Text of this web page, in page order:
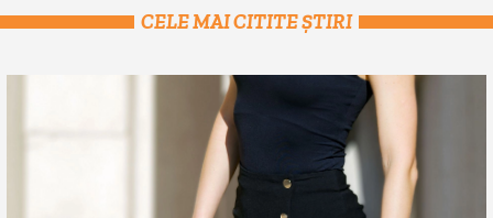
CELE MAI CITITE ȘTIRI